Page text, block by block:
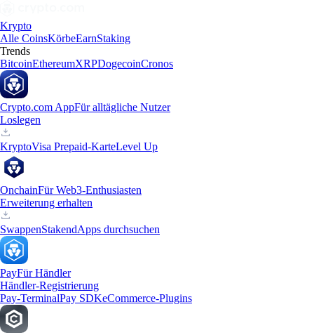
Krypto
Alle CoinsKörbeEarnStaking
Trends
BitcoinEthereumXRPDogecoinCronos
Crypto.com AppFür alltägliche Nutzer
Loslegen
KryptoVisa Prepaid-KarteLevel Up
OnchainFür Web3-Enthusiasten
Erweiterung erhalten
SwappenStakendApps durchsuchen
PayFür Händler
Händler-Registrierung
Pay-TerminalPay SDKeCommerce-Plugins